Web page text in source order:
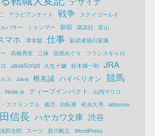
アラビアンナイト 戦争
ステイゴールド
パサー ミャンマー 新宿 講談社 富山
マホ 津本陽 仕事 影武者徳川家康
高橋秀実 三体 宿屋めぐり フランスギャロ
JavaScript 久生十蘭 鈴木輝一郎 JRA
ス Java 椎名誠 ハイペリオン 競馬
Node-js ディープインパクト
山内マリコ
スクランブル 孤児 自転車 松永久秀 adsense
信長 ハヤカワ文庫 渋谷
浅田次郎 スーツ 新川帆立
WordPress